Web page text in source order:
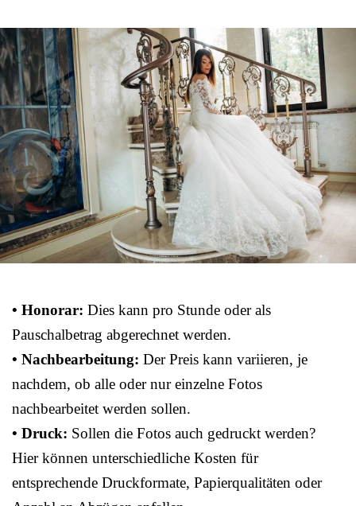
• Honorar: Dies kann pro Stunde oder als
Pauschalbetrag abgerechnet werden.
• Nachbearbeitung: Der Preis kann variieren, je
nachdem, ob alle oder nur einzelne Fotos
nachbearbeitet werden sollen.
• Druck: Sollen die Fotos auch gedruckt werden?
Hier können unterschiedliche Kosten für
entsprechende Druckformate, Papierqualitäten oder